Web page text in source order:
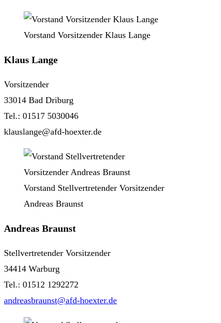
Vorstand Vorsitzender Klaus Lange
Klaus Lange
Vorsitzender
33014 Bad Driburg
Tel.: 01517 5030046
klauslange@afd-hoexter.de
Vorstand Stellvertretender Vorsitzender
Andreas Braunst
Andreas Braunst
Stellvertretender Vorsitzender
34414 Warburg
Tel.: 01512 1292272
andreasbraunst@afd-hoexter.de